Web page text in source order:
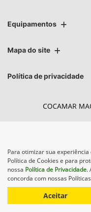
Equipamentos
Mapa do site
Política de privacidade
COCAMAR
Desacelere. Seu
Desenvolvido
Para otimizar sua
Política de Cookies e para
nossa Política de Privacidade.
concorda com nossas
Aceitar